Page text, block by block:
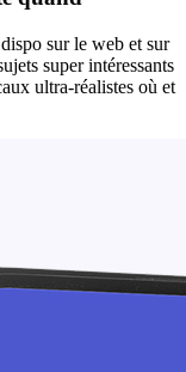
sur le web et sur
super intéressants
ultra-réalistes où et